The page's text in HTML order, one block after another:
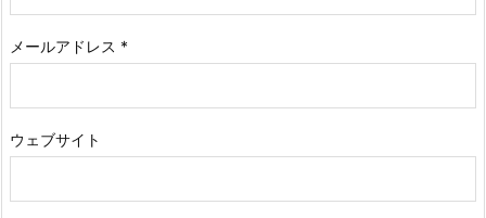
メールアドレス *
ウェブサイト